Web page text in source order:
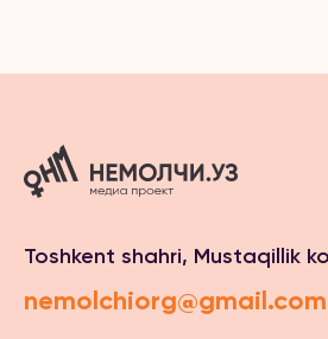
Toshkent shahri, Mustaqillik
nemolchiorg@gmail.com